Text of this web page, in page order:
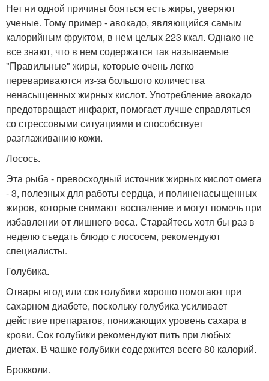
Нет ни одной причины бояться есть жиры, уверяют
ученые. Тому пример - авокадо, являющийся самым
калорийным фруктом, в нем целых 223 ккал. Однако не
все знают, что в нем содержатся так называемые
"Правильные" жиры, которые очень легко
перевариваются из-за большого количества
ненасыщенных жирных кислот. Употребление авокадо
предотвращает инфаркт, помогает лучше справляться
со стрессовыми ситуациями и способствует
разглаживанию кожи.
Лосось.
Эта рыба - превосходный источник жирных кислот омега
- 3, полезных для работы сердца, и полиненасыщенных
жиров, которые снимают воспаление и могут помочь при
избавлении от лишнего веса. Старайтесь хотя бы раз в
неделю съедать блюдо с лососем, рекомендуют
специалисты.
Голубика.
Отвары ягод или сок голубики хорошо помогают при
сахарном диабете, поскольку голубика усиливает
действие препаратов, понижающих уровень сахара в
крови. Сок голубики рекомендуют пить при любых
диетах. В чашке голубики содержится всего 80 калорий.
Брокколи.